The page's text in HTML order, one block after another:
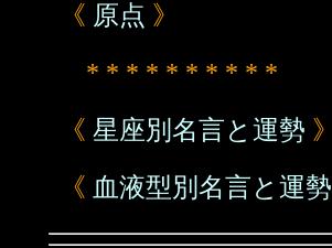
《 原点 》
* * * * * * * * * *
《 星座別名言と運勢 》
《 血液型別名言と運勢